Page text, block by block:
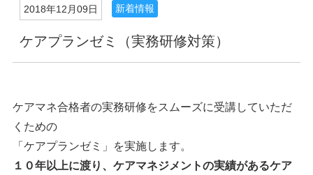
2018年12月09日 新着情報
ケアプランゼミ（実務研修対策）
ケアマネ合格者の実務研修をスムーズに受講していただ
くための
「ケアプランゼミ」を実施します。
１０年以上に渡り、ケアマネジメントの実績があるケア